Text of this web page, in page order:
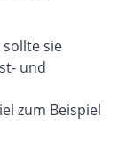
sie
und
zum Beispiel